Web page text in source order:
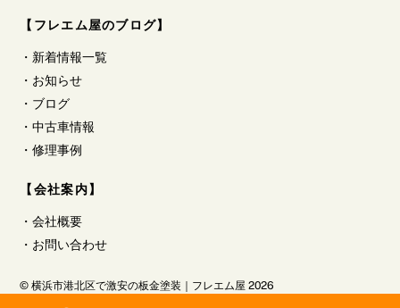
【フレエム屋のブログ】
・ 新着情報一覧
・ お知らせ
・ ブログ
・中古車情報
・修理事例
【会社案内】
・会社概要
・ お問い合わせ
©横浜市港北区で激安の板金塗装｜フレエム屋 2026